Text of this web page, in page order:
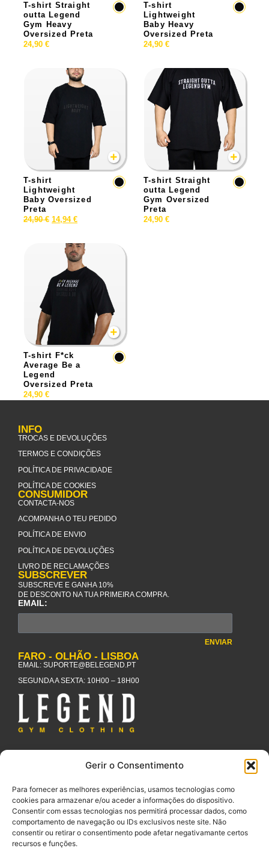
Gerir o Consentimento
Para fornecer as melhores experiências, usamos tecnologias como
cookies para armazenar e/ou aceder a informações do dispositivo.
Consentir com essas tecnologias nos permitirá processar dados, como
comportamento de navegação ou IDs exclusivos neste site. Não
consentir ou retirar o consentimento pode afetar negativamante certos
recursos e funções.
T-shirt Straight
outta Legend
Gym Heavy
Oversized Preta
24,90 €
T-shirt
Lightweight
Baby Heavy
Oversized Preta
24,90 €
T-shirt
Lightweight
Baby Oversized
Preta
24,90€ 14,94 €
T-shirt Straight
outta Legend
Gym Oversized
Preta
24,90 €
T-shirt F*ck
Average Be a
Legend
Oversized Preta
24,90 €
INFO
TROCAS E DEVOLUÇÕES
TERMOS E CONDIÇÕES
POLÍTICA DE PRIVACIDADE
POLÍTICA DE COOKIES
CONSUMIDOR
CONTACTA-NOS
ACOMPANHA O TEU PEDIDO
POLÍTICA DE ENVIO
POLÍTICA DE DEVOLUÇÕES
LIVRO DE RECLAMAÇÕES
SUBSCREVER
SUBSCREVE E GANHA 10%
DE DESCONTO NA TUA PRIMEIRA COMPRA.
EMAIL:
ENVIAR
FARO - OLHÃO - LISBOA
EMAIL: SUPORTE@BELEGEND.PT
SEGUNDA A SEXTA: 10H00 – 18H00